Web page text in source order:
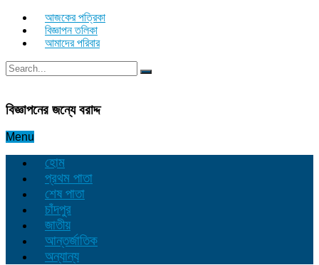
আজকের পত্রিকা
বিজ্ঞাপন তলিকা
আমাদের পরিবার
বিজ্ঞাপনের জন্যে বরাদ্দ
Menu
হোম
প্রথম পাতা
শেষ পাতা
চাঁদপুর
জাতীয়
আন্তর্জাতিক
অন্যান্য